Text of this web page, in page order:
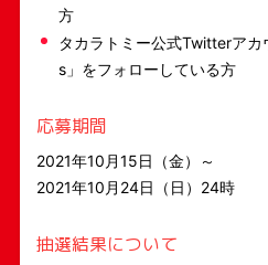
方
タカラトミー公式Twitterア
s」をフォローしている方
応募期間
2021年10月15日（金）～
2021年10月24日（日）24時
抽選結果について